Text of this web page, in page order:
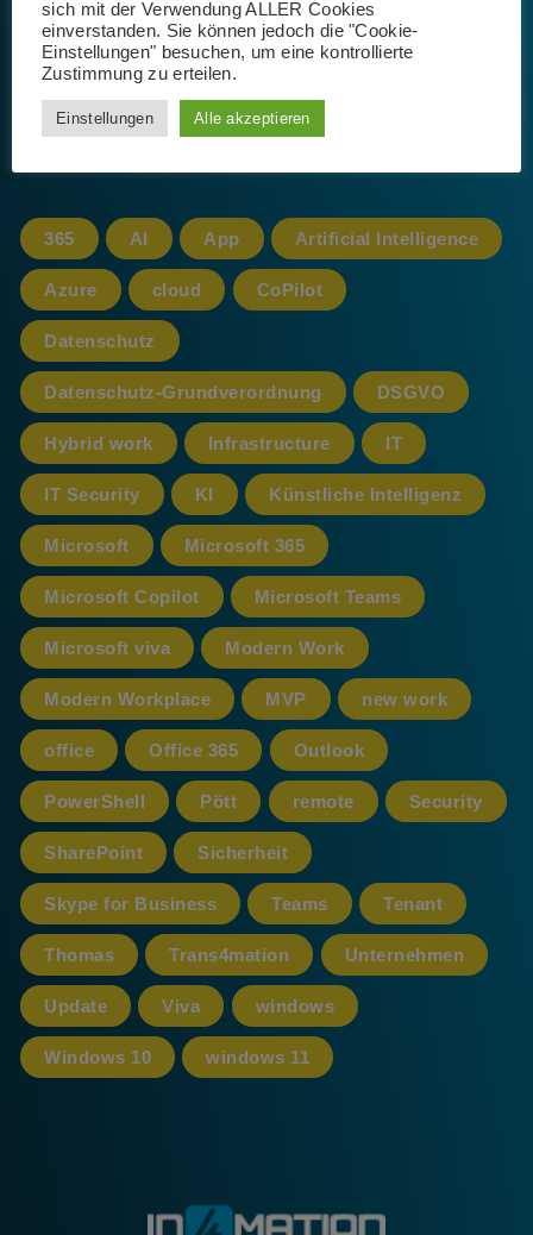
Schlagwörter
365 AI App Artificial Intelligence
Azure cloud CoPilot
Datenschutz
Datenschutz-Grundverordnung DSGVO
Hybrid work Infrastructure IT
IT Security KI Künstliche Intelligenz
Microsoft Microsoft 365
Microsoft Copilot Microsoft Teams
Microsoft viva Modern Work
Modern Workplace MVP new work
office Office 365 Outlook
PowerShell Pött remote Security
SharePoint Sicherheit
Skype for Business Teams Tenant
Thomas Trans4mation Unternehmen
Update Viva windows
Windows 10 windows 11
sich mit der Verwendung ALLER Cookies
einverstanden. Sie können jedoch die "Cookie-
Einstellungen" besuchen, um eine kontrollierte
Zustimmung zu erteilen.
Einstellungen Alle akzeptieren